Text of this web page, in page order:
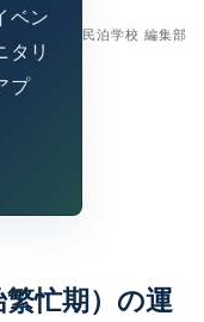
民泊学校 編集部
ベン
タリ
プ
忙期）の運